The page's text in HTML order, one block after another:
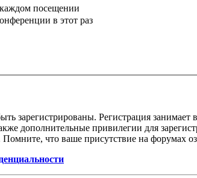
посещении
в этот раз
зарегистрированы. Регистрация
дополнительные привилегии для
что ваше присутствие на форумах